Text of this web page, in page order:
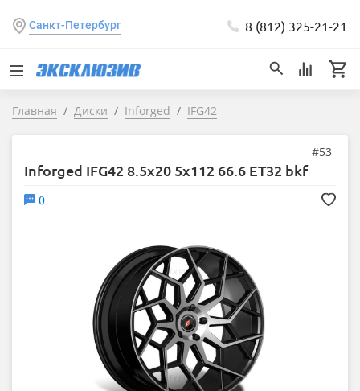
Санкт-Петербург 8 (812) 325-21-21
Главная Диски Inforged IFG42
#53
Inforged IFG42 8.5x20 5x112 66.6 ET32 bkf
0